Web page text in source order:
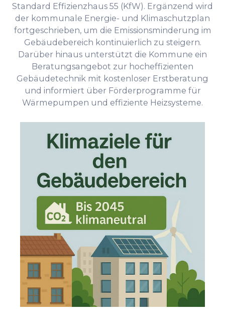
Standard Effizienzhaus 55 (KfW). Ergänzend wird
der kommunale Energie- und Klimaschutzplan
fortgeschrieben, um die Emissionsminderung im
Gebäudebereich kontinuierlich zu steigern.
Darüber hinaus unterstützt die Kommune ein
Beratungsangebot zur hocheffizienten
Gebäudetechnik mit kostenloser Erstberatung
und informiert über Förderprogramme für
Wärmepumpen und effiziente Heizsysteme.